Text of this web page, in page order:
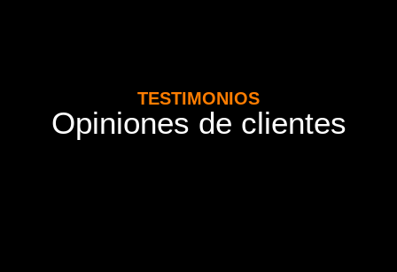
TESTIMONIOS
Opiniones de clientes